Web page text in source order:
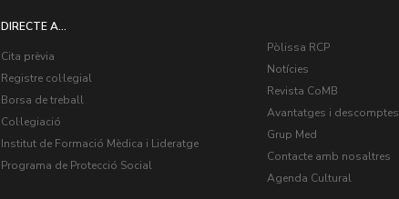
DIRECTE A...
Cita prèvia
Registre col·legial
Borsa de treball
Col·legiació
Institut de Formació Mèdica i Lideratge
Programa de Protecció Social
Pòlissa RCP
Notícies
Revista CoMB
Avantatges i descomptes
Grup Med
Contacte amb nosaltres
Agenda Cultural